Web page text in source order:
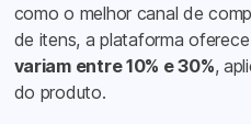
como o melhor canal de
de itens, a plataforma oferece
variam entre 10% e 30%,
do produto.